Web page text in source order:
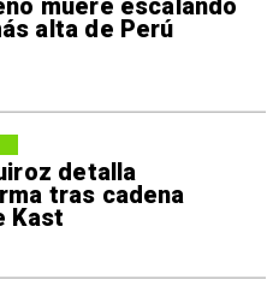
muere escalando
alta de Perú
detalla
tras cadena
Kast